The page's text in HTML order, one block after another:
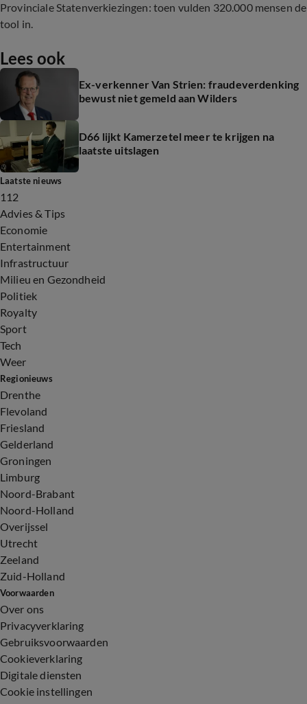
Provinciale Statenverkiezingen: toen vulden 320.000 mensen de
tool in.
Lees ook
Ex-verkenner Van Strien: fraudeverdenking
bewust niet gemeld aan Wilders
D66 lijkt Kamerzetel meer te krijgen na
laatste uitslagen
Laatste nieuws
112
Advies & Tips
Economie
Entertainment
Infrastructuur
Milieu en Gezondheid
Politiek
Royalty
Sport
Tech
Weer
Regionieuws
Drenthe
Flevoland
Friesland
Gelderland
Groningen
Limburg
Noord-Brabant
Noord-Holland
Overijssel
Utrecht
Zeeland
Zuid-Holland
Voorwaarden
Over ons
Privacyverklaring
Gebruiksvoorwaarden
Cookieverklaring
Digitale diensten
Cookie instellingen